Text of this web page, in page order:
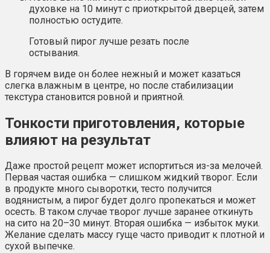
духовке на 10 минут с приоткрытой дверцей, затем
полностью остудите.
Готовый пирог лучше резать после
остывания.
В горячем виде он более нежный и может казаться
слегка влажным в центре, но после стабилизации
текстура становится ровной и приятной.
Тонкости приготовления, которые
влияют на результат
Даже простой рецепт может испортиться из-за мелочей.
Первая частая ошибка — слишком жидкий творог. Если
в продукте много сыворотки, тесто получится
водянистым, а пирог будет долго пропекаться и может
осесть. В таком случае творог лучше заранее откинуть
на сито на 20–30 минут. Вторая ошибка — избыток муки.
Желание сделать массу гуще часто приводит к плотной и
сухой выпечке.